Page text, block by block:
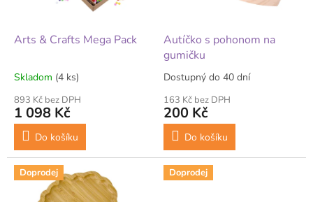
dArts & Crafts Mega Pack
Skladom (4 ks)
893 Kč bez DPH
1 098 Kč
Do košíku
Autíčko s pohonom na
gumičku
Dostupný do 40 dní
163 Kč bez DPH
200 Kč
Do košíku
Doprodej Doprodej